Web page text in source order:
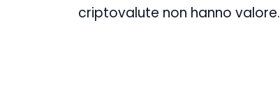
criptovalute non hanno valore.